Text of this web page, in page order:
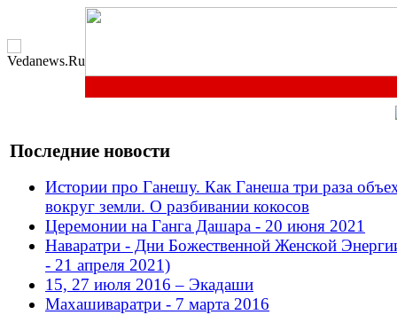
Последние новости
Истории про Ганешу. Как Ганеша три раза
вокруг земли. О разбивании кокосов
Церемонии на Ганга Дашара - 20 июня 2021
Наваратри - Дни Божественной Женской
- 21 апреля 2021)
15, 27 июля 2016 – Экадаши
Махашиваратри - 7 марта 2016